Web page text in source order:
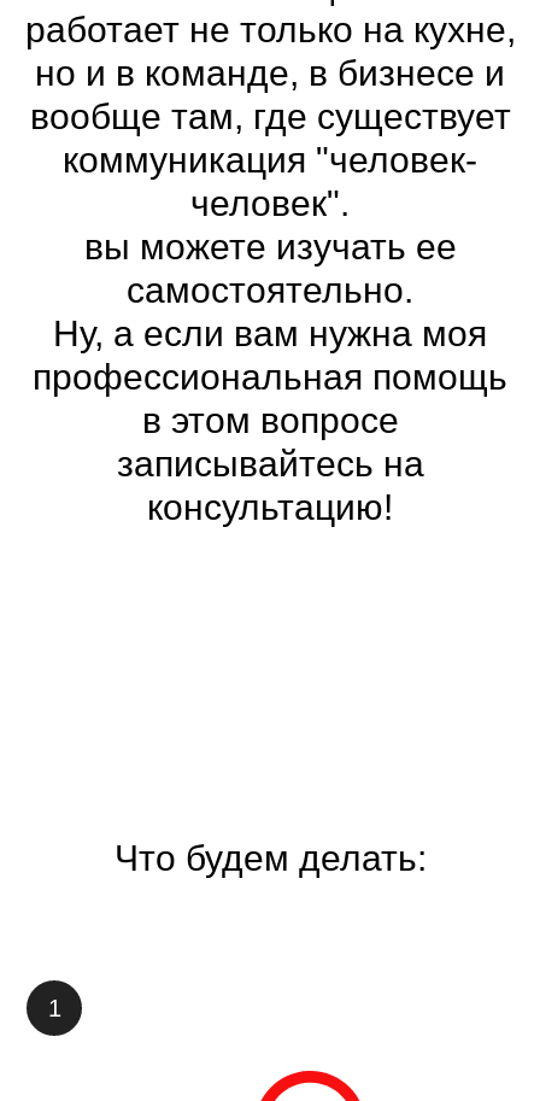
работает не только на кухне,
но и в команде, в бизнесе и
вообще там, где существует
коммуникация "человек-
человек".
вы можете изучать ее
самостоятельно.
Ну, а если вам нужна моя
профессиональная помощь
в этом вопросе
записывайтесь на
консультацию!
Что будем делать: